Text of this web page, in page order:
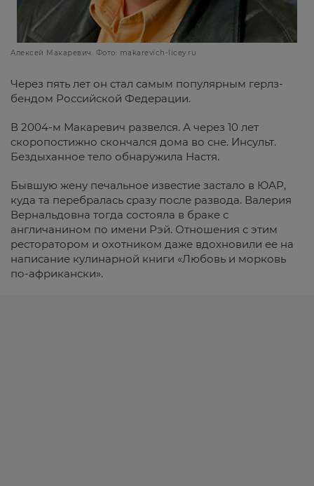
Алексей Макаревич. Фото: makarevich-licey.ru
Через пять лет он стал самым популярным герлз-
бендом Российской Федерации.
В 2004-м Макаревич развелся. А через 10 лет
скоропостижно скончался дома во сне. Инсульт.
Бездыханное тело обнаружила Настя.
Бывшую жену печальное известие застало в ЮАР,
куда та перебралась сразу после развода. Валерия
Вернальдовна тогда состояла в браке с
англичанином по имени Рэй. Отношения с этим
ресторатором и охотником даже вдохновили ее на
написание кулинарной книги «Любовь и морковь
по-африкански».